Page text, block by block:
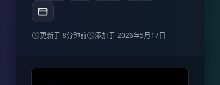
更新于 8分钟前 添加于 2026年5月17日